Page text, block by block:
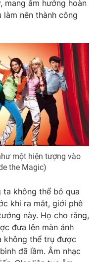
Nam
tử số 483/GP-BTTTT
Phạm Quốc Thắng,
355 932
897
mang âm hưởng hoàn
nên thành công
một hiện tượng vào
the Magic)
ta không thể bỏ qua
khi ra mắt, giới phê
này. Họ cho rằng,
đưa lên màn ảnh
thể trụ được
đã lầm. Âm nhạc